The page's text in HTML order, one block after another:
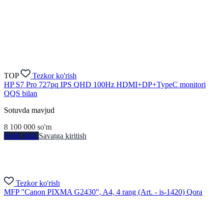
TOP
Tezkor ko'rish
HP S7 Pro 727pq IPS QHD 100Hz HDMI+DP+TypeC monitori
QQS bilan
Sotuvda mavjud
8 100 000 so'm
Sotib olish Savatga kiritish
Tezkor ko'rish
MFP "Canon PIXMA G2430", A4, 4 rang (Art. - is-1420) Qora